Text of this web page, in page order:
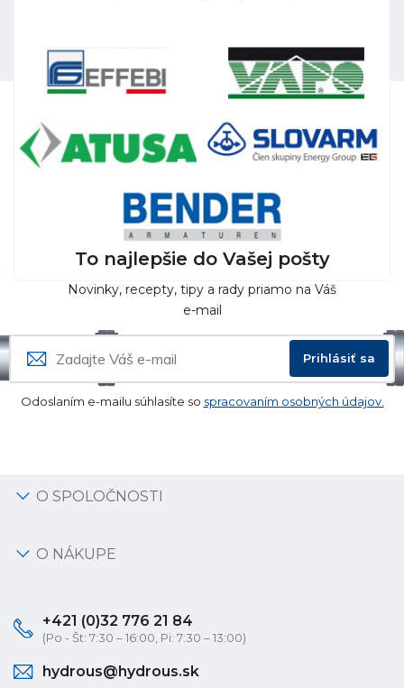
To najlepšie do Vašej pošty
Novinky, recepty, tipy a rady priamo na Váš
e-mail
Prihlásiť sa
Odoslaním e-mailu súhlasíte so spracovaním osobných údajov.
O SPOLOČNOSTI
O NÁKUPE
+421 (0)32 776 21 84
(Po - Št: 7:30 – 16:00, Pi: 7:30 – 13:00)
hydrous@hydrous.sk